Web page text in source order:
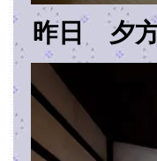
昨日 夕